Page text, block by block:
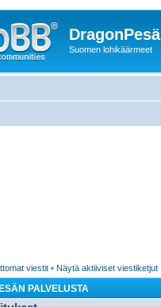
DragonPesä
Suomen lohikäärmeet
viestit • Näytä aktiiviset viestiketjut
PALVELUSTA